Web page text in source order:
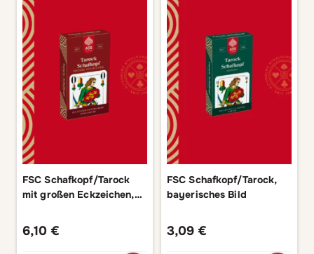
FSC Schafkopf/Tarock
mit großen Eckzeichen,
6,10 €
FSC Schafkopf/Tarock,
bayerisches Bild
3,09 €